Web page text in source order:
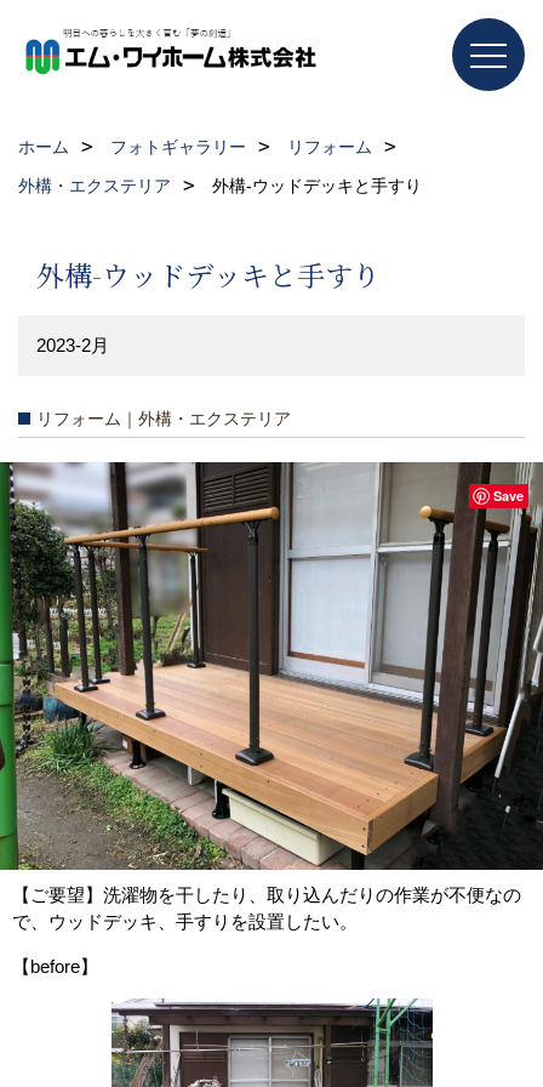
ホーム フォトギャラリー
リフォーム
外構・エクステリア
外構-ウッドデッキと手すり
外構-ウッドデッキと手すり
2023-2月
リフォーム｜外構・エクステリア
【ご要望】洗濯物を干したり、取り込んだりの作業が不便なの
で、ウッドデッキ、手すりを設置したい。
【before】
Save